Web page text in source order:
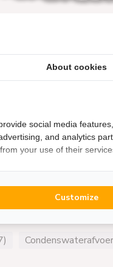
About cookies
social media
and analytics
your use of their
Customize